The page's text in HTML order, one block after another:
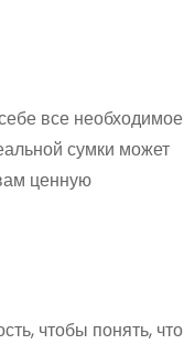
все необходимое
сумки может
ценную
чтобы понять, что